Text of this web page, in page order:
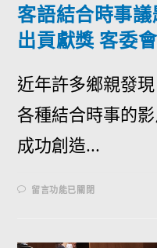
客語結合時事
出貢獻獎 客委
近年許多鄉親發
各種結合時事的
成功創造...
留言功能已關閉